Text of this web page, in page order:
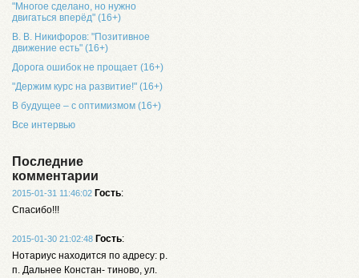
"Многое сделано, но нужно
двигаться вперёд" (16+)
В. В. Никифоров: "Позитивное
движение есть" (16+)
Дорога ошибок не прощает (16+)
"Держим курс на развитие!" (16+)
В будущее – с оптимизмом (16+)
Все интервью
Последние
комментарии
2015-01-31 11:46:02 Гость:
Спасибо!!!
2015-01-30 21:02:48 Гость:
Нотариус находится по адресу: р.
п. Дальнее Констан- тиново, ул.